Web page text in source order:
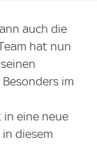
auch die
hat nun
seinen
im
in eine neue
diesem